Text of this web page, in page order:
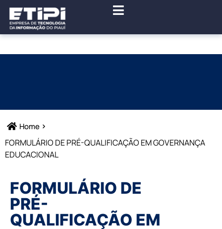
Home
FORMULÁRIO DE PRÉ-QUALIFICAÇÃO EM GOVERNANÇA
EDUCACIONAL
FORMULÁRIO DE
PRÉ-
QUALIFICAÇÃO EM